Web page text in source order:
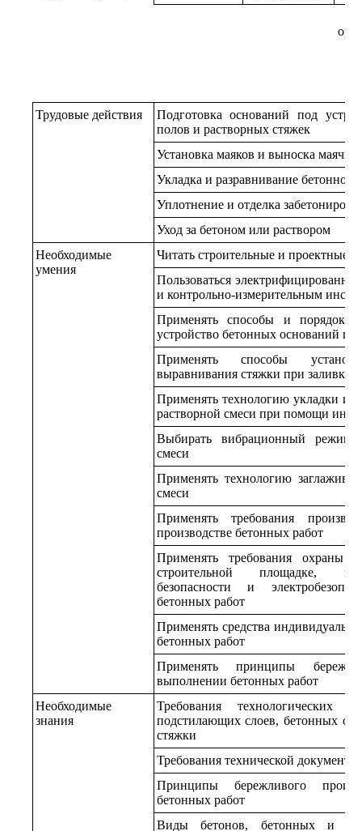
Трудовые действия
Подготовка оснований под
полов и растворных стяжек
Установка маяков и выноска
Укладка и разравнивание бетонной
Уплотнение и отделка
Уход за бетоном или раствором
Необходимые
умения
Читать строительные и проектные
Пользоваться
и контрольно-измерительным
Применять способы и порядок
устройство бетонных оснований
Применять способы
выравнивания стяжки при заливке
Применять технологию укладки и
растворной смеси при помощи
Выбирать вибрационный режим
смеси
Применять технологию
смеси
Применять требования
производстве бетонных работ
Применять требования охраны
строительной площадке,
безопасности и
бетонных работ
Применять средства
бетонных работ
Применять принципы
выполнении бетонных работ
Необходимые
знания
Требования технологических
подстилающих слоев, бетонных
стяжки
Требования технической
Принципы бережливого
бетонных работ
Виды бетонов, бетонных и